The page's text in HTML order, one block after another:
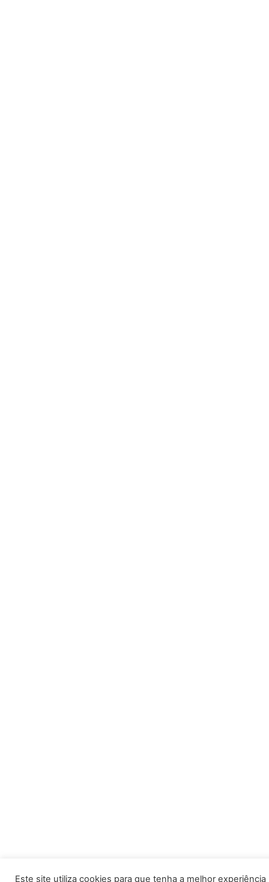
Este site utiliza cookies para que tenha a melhor